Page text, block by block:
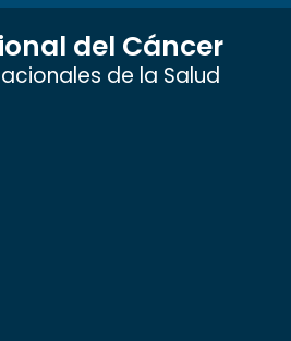
del Cáncer
de la Salud